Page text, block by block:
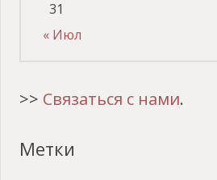
« Июл
31
>> Связаться с нами.
Метки